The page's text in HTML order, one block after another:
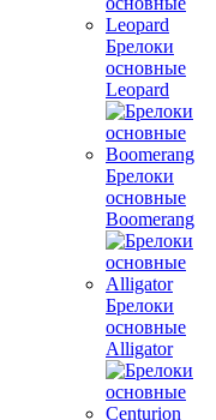
Брелоки
основные
Leopard
Брелоки
основные
Boomerang
Брелоки
основные
Alligator